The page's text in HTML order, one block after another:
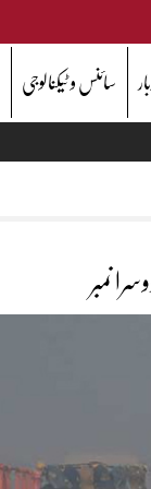
سائنس و ٹیکنالوجی
نمبر